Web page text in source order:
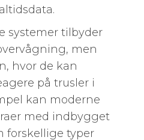
systemer tilbyder
men
hvor de kan
på trusler i
kan moderne
med indbygget
forskellige typer